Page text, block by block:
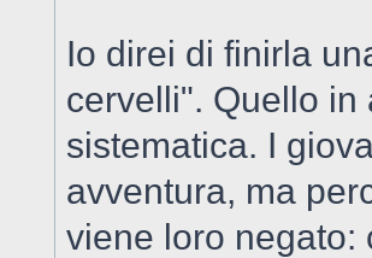
Io direi di finirla
cervelli". Quello
sistematica. I
avventura, ma
viene loro negato: